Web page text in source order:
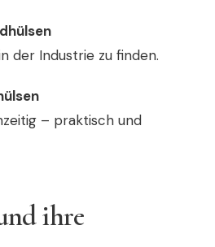
der Industrie zu finden.
– praktisch und
ihre